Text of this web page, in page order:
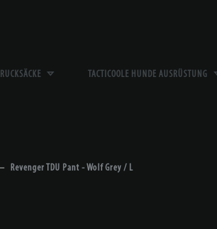
RUCKSÄCKE TACTICOOLE HUNDE AUSRÜSTUNG
Revenger TDU Pant - Wolf Grey / L